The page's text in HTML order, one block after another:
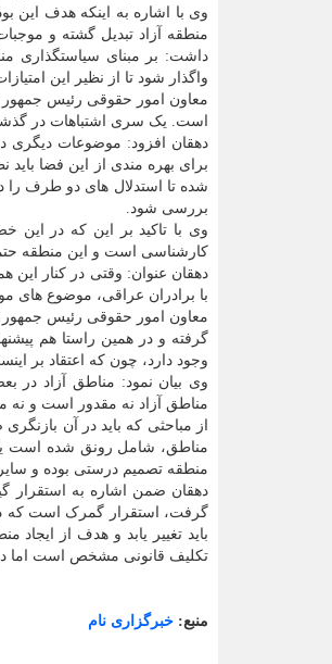
وی با اشاره به اینکه هدف این
منطقه آزاد تبدیل گشته و
داشت: بر مبنای سیاستگذاری
واگذار شود تا از نظیر این
معاون امور حقوقی رئیس جمهور
است. یک سری اشتباهات در
دهقان افزود: موضوعات دیگری
برای بهره مندی از این فضا
شده تا استدلال های دو طرف را
بررسی شود.
وی با تاکید بر این که در این
کارشناسی است و این منطقه
دهقان عنوان: وقتی در کنار این
با برادران عراقی، موضوع های
معاون امور حقوقی رئیس
گرفته و در همین راستا هم
وجود دارد، چون که اعتقاد بر
وی بیان نمود: مناطق آزاد در
مناطق آزاد نه مقدور است و نه
از مباحثی که باید در آن
مناطق، شامل رونق شده است یا
منطقه تصمیم درستی بوده و سایر
دهقان ضمن اشاره به استقرار
گرفت، استقرار گمرک است که
باید تغییر یابد و هدف از
تکلیف قانونی مشخص است اما
منبع: خبرگزاری نام